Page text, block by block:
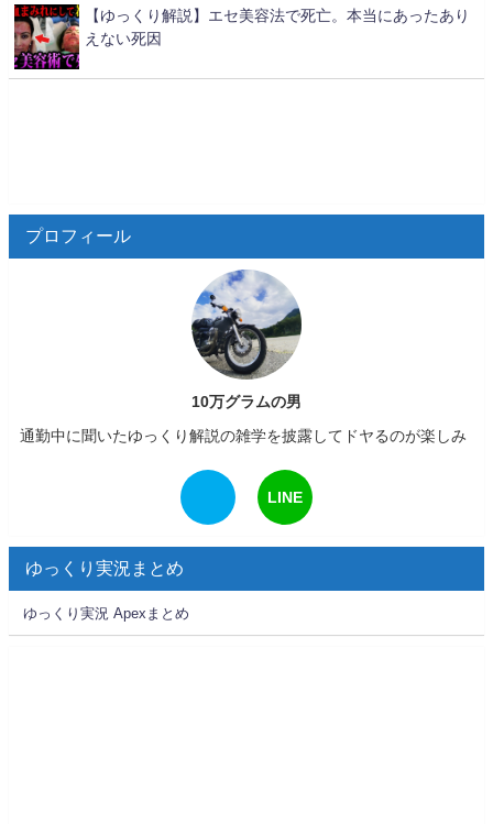
【ゆっくり解説】エセ美容法で死亡。本当にあったあり
えない死因
プロフィール
10万グラムの男
通勤中に聞いたゆっくり解説の雑学を披露してドヤるのが楽しみ
LINE
ゆっくり実況まとめ
ゆっくり実況 Apexまとめ